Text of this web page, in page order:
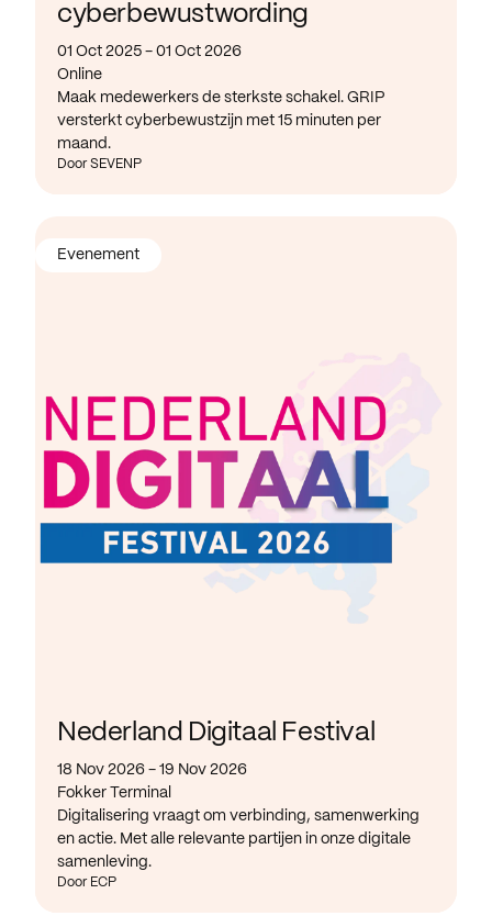
cyberbewustwording
01 Oct 2025 - 01 Oct 2026
Online
Maak medewerkers de sterkste schakel. GRIP
versterkt cyberbewustzijn met 15 minuten per
maand.
Door SEVENP
Nederland Digitaal Festival
18 Nov 2026 - 19 Nov 2026
Fokker Terminal
Digitalisering vraagt om verbinding, samenwerking
en actie. Met alle relevante partijen in onze digitale
samenleving.
Door ECP
Evenement